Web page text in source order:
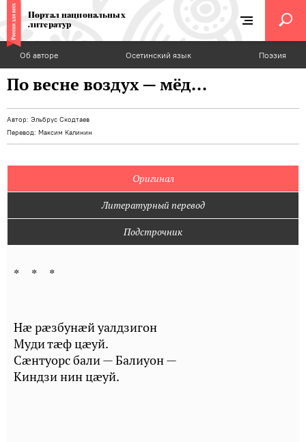
Портал национальных
литератур
Об авторе Осетинский язык Поэзия
По весне воздух — мёд...
Автор: Эльбрус Скодтаев
Перевод: Максим Калинин
Оригинал
Литературный перевод
Подстрочник
* * *
Нæ рæзбунæй уалдзигон
Муди тæф цæуй.
Сæнтуорс бали — Балиуон —
Киндзи нин цæуй.